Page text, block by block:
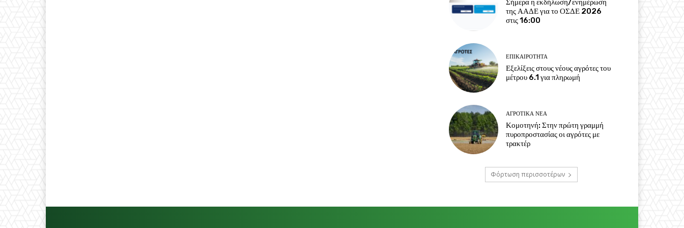
Σήμερα η εκδήλωση/ενημέρωση
της ΑΑΔΕ για το ΟΣΔΕ 2026
στις 16:00
ΕΠΙΚΑΙΡΌΤΗΤΑ
Εξελίξεις στους νέους αγρότες του
μέτρου 6.1 για πληρωμή
ΑΓΡΟΤΙΚΆ ΝΈΑ
Κομοτηνή: Στην πρώτη γραμμή
πυροπροστασίας οι αγρότες με
τρακτέρ
Φόρτωση περισσοτέρων